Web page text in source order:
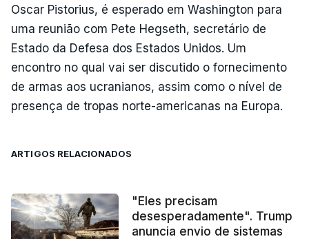
Oscar Pistorius, é esperado em Washington para
uma reunião com Pete Hegseth, secretário de
Estado da Defesa dos Estados Unidos. Um
encontro no qual vai ser discutido o fornecimento
de armas aos ucranianos, assim como o nível de
presença de tropas norte-americanas na Europa.
ARTIGOS RELACIONADOS
"Eles precisam
desesperadamente". Trump
anuncia envio de sistemas